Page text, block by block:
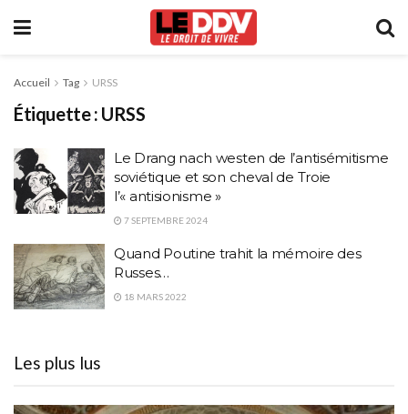
Accueil Tag URSS
Étiquette : URSS
Le Drang nach westen de l’antisémitisme
soviétique et son cheval de Troie
l’« antisionisme »
7 SEPTEMBRE 2024
Quand Poutine trahit la mémoire des
Russes…
18 MARS 2022
Les plus lus